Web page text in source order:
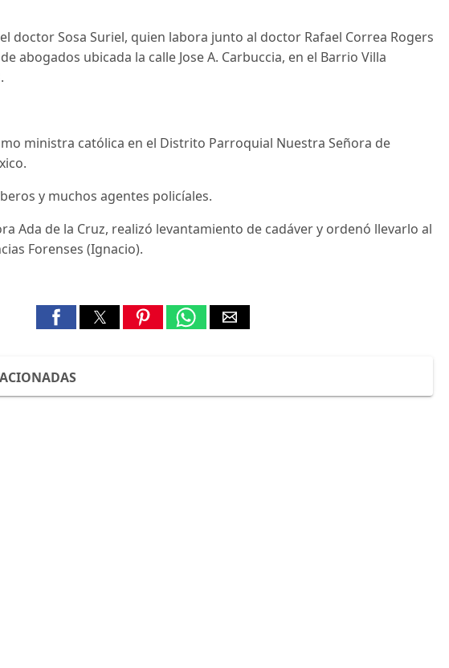
doctor Sosa Suriel, quien labora junto al doctor Rafael Correa Rogers
abogados ubicada la calle Jose A. Carbuccia, en el Barrio Villa
ministra católica en el Distrito Parroquial Nuestra Señora de
y muchos agentes policíales.
Ada de la Cruz, realizó levantamiento de cadáver y ordenó llevarlo al
Forenses (Ignacio).